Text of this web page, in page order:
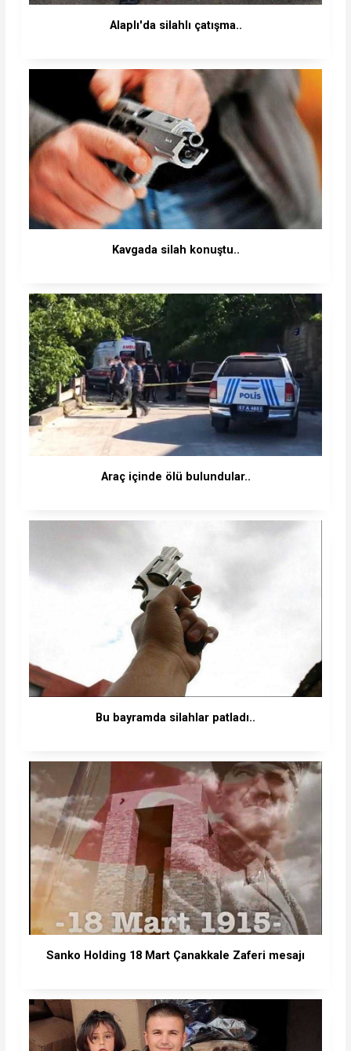
Alaplı'da silahlı çatışma..
Kavgada silah konuştu..
Araç içinde ölü bulundular..
Bu bayramda silahlar patladı..
Sanko Holding 18 Mart Çanakkale Zaferi mesajı